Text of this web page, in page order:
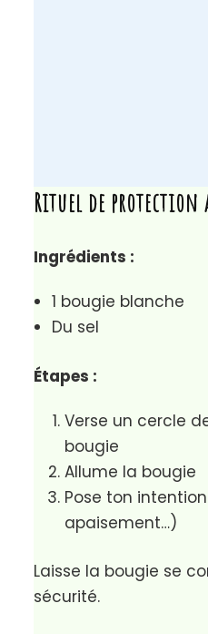
1 bougie blanche
Du sel
Étapes :
Verse un cercle
bougie
Pose ton intention
apaisement…)
Laisse la bougie se
sécurité.